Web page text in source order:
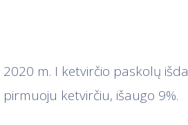
2020 m. I ketvirčio paskolų
pirmuoju ketvirčiu, išaugo 9%.